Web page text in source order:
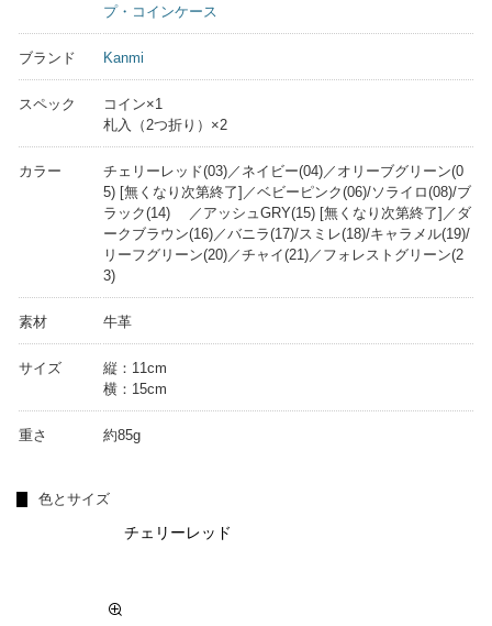
プ・コインケース
ブランド Kanmi
スペック
コイン×1
札入（2つ折り）×2
カラー
チェリーレッド(03)／ネイビー(04)／オリーブグリーン(0
5) [無くなり次第終了]／ベビーピンク(06)/ソライロ(08)/ブ
ラック(14) ／アッシュGRY(15) [無くなり次第終了]／ダ
ークブラウン(16)／バニラ(17)/スミレ(18)/キャラメル(19)/
リーフグリーン(20)／チャイ(21)／フォレストグリーン(2
3)
素材 牛革
サイズ
縦：11cm
横：15cm
重さ 約85g
色とサイズ
チェリーレッド